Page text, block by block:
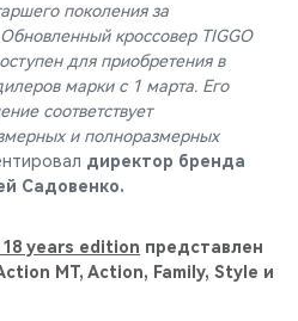
поколения за
Обновленный кроссовер TIGGO
для приобретения в
марки с 1 марта. Его
соответствует
и полноразмерных
директор бренда
Садовенко.
18 years edition представлен
MT, Action, Family, Style и